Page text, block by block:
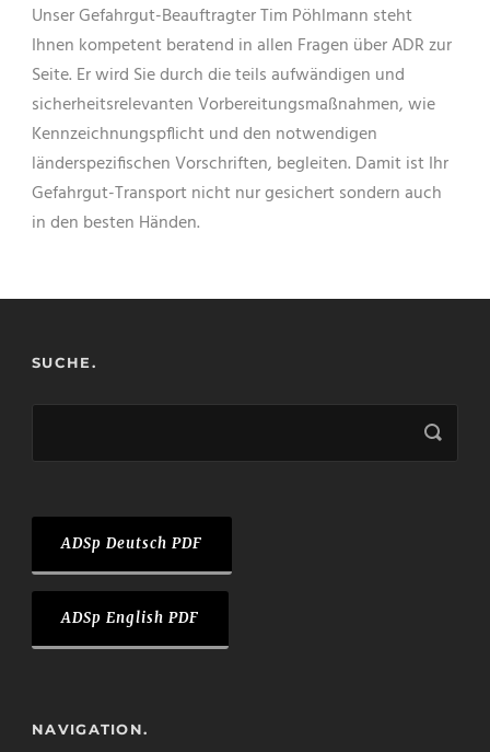
Unser Gefahrgut-Beauftragter Tim Pöhlmann steht
Ihnen kompetent beratend in allen Fragen über ADR zur
Seite. Er wird Sie durch die teils aufwändigen und
sicherheitsrelevanten Vorbereitungsmaßnahmen, wie
Kennzeichnungspflicht und den notwendigen
länderspezifischen Vorschriften, begleiten. Damit ist Ihr
Gefahrgut-Transport nicht nur gesichert sondern auch
in den besten Händen.
SUCHE.
ADSp Deutsch PDF
ADSp English PDF
NAVIGATION.